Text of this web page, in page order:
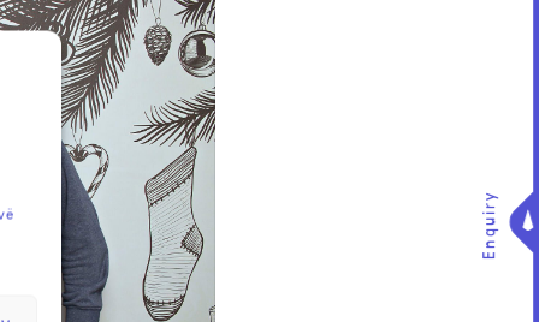
Enquiry